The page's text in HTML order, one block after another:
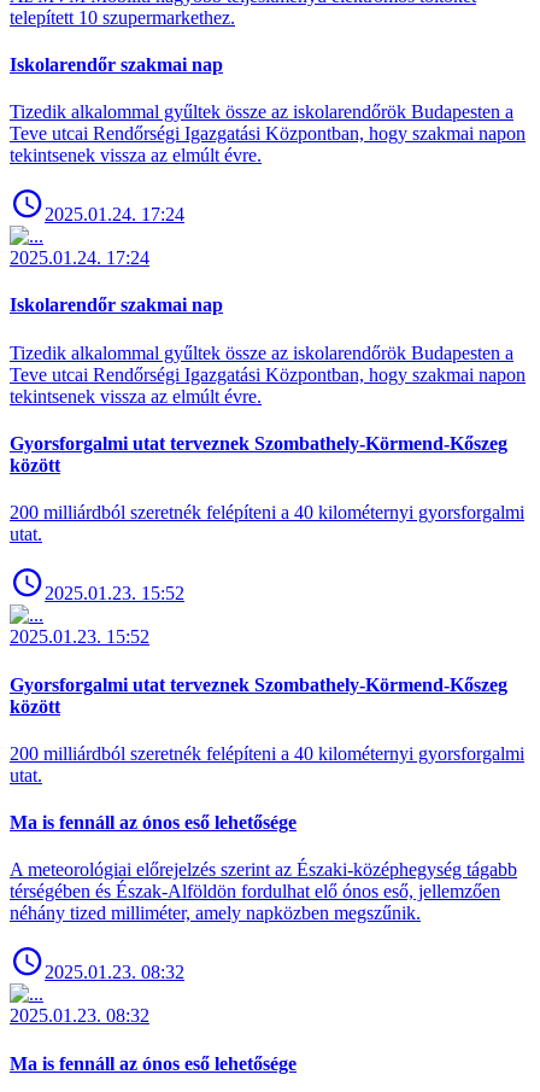
telepített 10 szupermarkethez.
Iskolarendőr szakmai nap
Tizedik alkalommal gyűltek össze az iskolarendőrök Budapesten a
Teve utcai Rendőrségi Igazgatási Központban, hogy szakmai napon
tekintsenek vissza az elmúlt évre.
2025.01.24. 17:24
2025.01.24. 17:24
Iskolarendőr szakmai nap
Tizedik alkalommal gyűltek össze az iskolarendőrök Budapesten a
Teve utcai Rendőrségi Igazgatási Központban, hogy szakmai napon
tekintsenek vissza az elmúlt évre.
Gyorsforgalmi utat terveznek Szombathely-Körmend-Kőszeg
között
200 milliárdból szeretnék felépíteni a 40 kilométernyi gyorsforgalmi
utat.
2025.01.23. 15:52
2025.01.23. 15:52
Gyorsforgalmi utat terveznek Szombathely-Körmend-Kőszeg
között
200 milliárdból szeretnék felépíteni a 40 kilométernyi gyorsforgalmi
utat.
Ma is fennáll az ónos eső lehetősége
A meteorológiai előrejelzés szerint az Északi-középhegység tágabb
térségében és Észak-Alföldön fordulhat elő ónos eső, jellemzően
néhány tized milliméter, amely napközben megszűnik.
2025.01.23. 08:32
2025.01.23. 08:32
Ma is fennáll az ónos eső lehetősége